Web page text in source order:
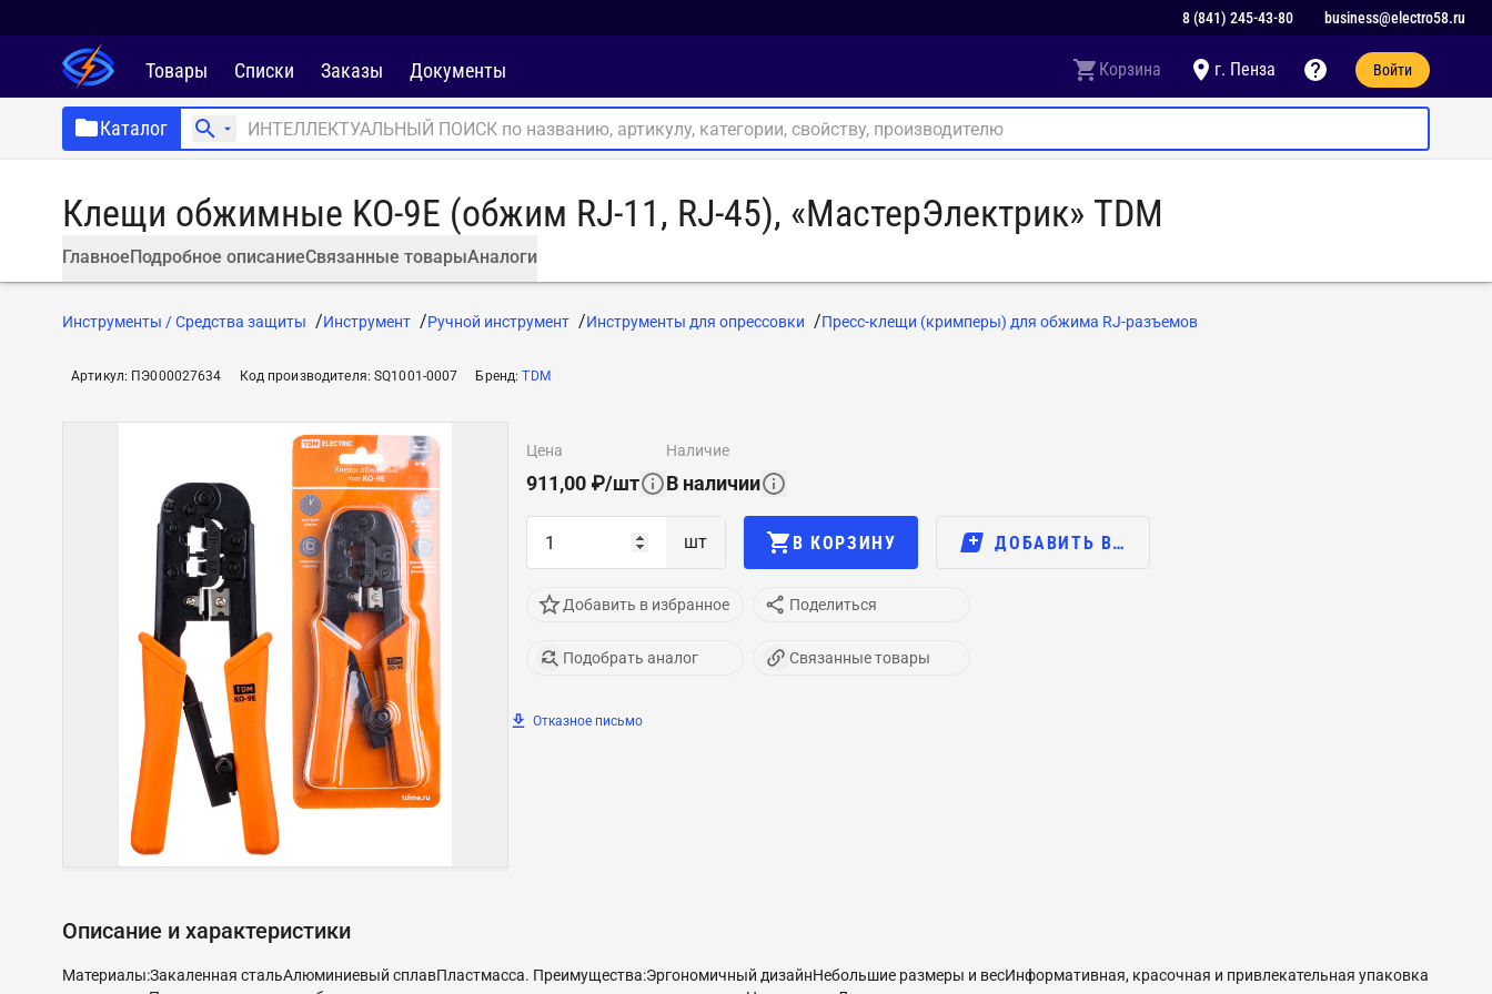
8 (841) 245-43-80 business@electro58.ru
Товары Списки Заказы Документы Корзина г. Пенза Войти
Каталог
Клещи обжимные KO-9E (обжим RJ-11, RJ-45), «МастерЭлектрик» TDM
ГлавноеПодробное описаниеСвязанные товарыАналоги
Инструменты / Средства защиты Инструмент Ручной инструмент Инструменты для опрессовки Пресс-клещи (кримперы) для обжима RJ-разъемов
Артикул: ПЭ000027634 Код производителя:SQ1001-0007 Бренд:TDM
цена
911,00 ₽/шт
наличие
В наличии
шт В КОРЗИНУ ДОБАВИТЬ В…
Добавить в избранное Поделиться
Подобрать аналог Связанные товары
Отказное письмо
Описание и характеристики
Материалы:Закаленная стальАлюминиевый сплавПластмасса. Преимущества:Эргономичный дизайнНебольшие размеры и весИнформативная, красочная и привлекательная упаковка